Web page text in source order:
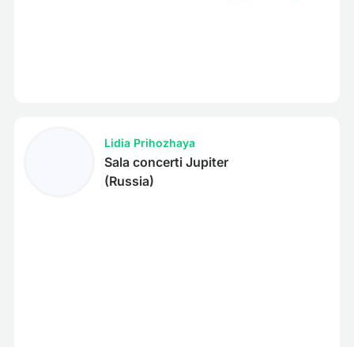
Lidia Prihozhaya
Sala concerti Jupiter
(Russia)